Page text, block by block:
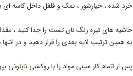
خرد شده ، خیارشور ، نمک و فلفل داخل کاسه
حاشیه های تیره رنگ نان تست را جدا کنید ،
به همین ترتیب لایه بعدی را قرار دهید و در
پس از اتمام کار سینی مواد را با روکشی نایلونی بپوشانید و به مدت ۲ ساعت درون یخچال